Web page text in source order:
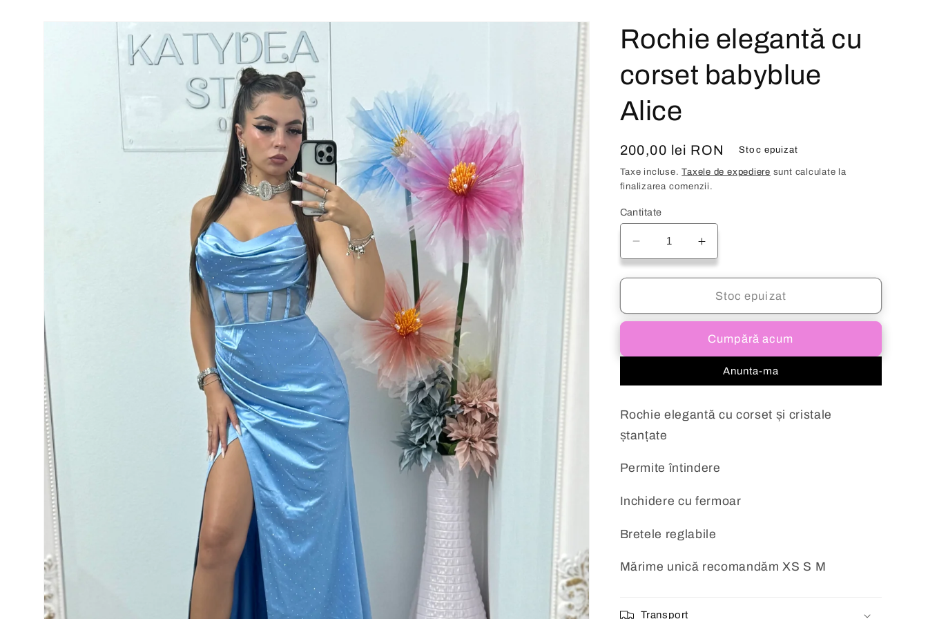
informațiile
Rochie elegantă cu
corset babyblue
Alice
Preț
obișnuit
200,00 lei RON Stoc epuizat
Taxe incluse.Taxele de expediere sunt calculate la
finalizarea comenzii.
Cantitate
Reduceți
cantitatea
pentru
elegantă
babyblue
Creșteți
cantitatea
pentru
Rochie
elegantă
corset
babyblue
Alice
Stoc epuizat
Cumpără acum
Anunta-ma
Rochie elegantă cu corset și cristale
ștanțate
Permite întindere
Inchidere cu fermoar
Bretele reglabile
Mărime unică recomandăm XS S M
Transport